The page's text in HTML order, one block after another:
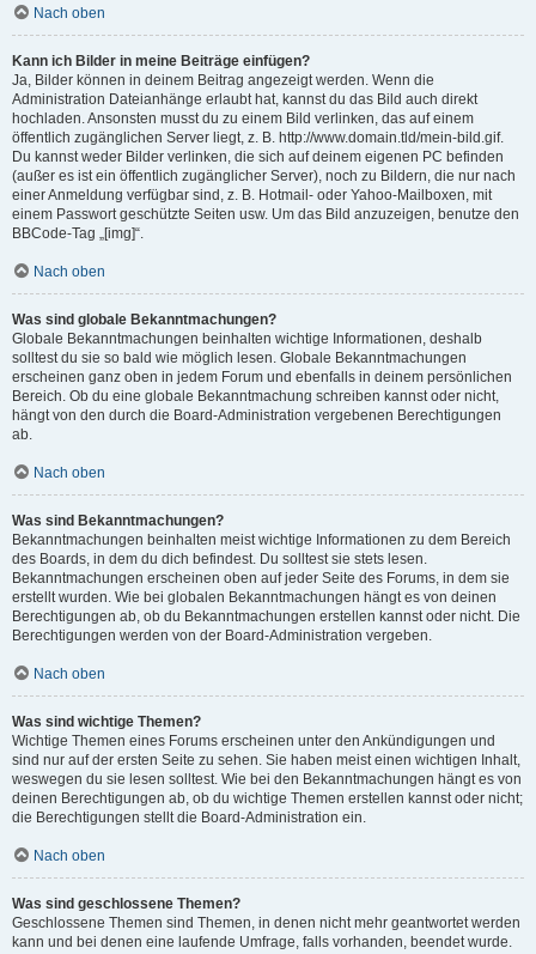
Nach oben
Kann ich Bilder in meine Beiträge einfügen?
Ja, Bilder können in deinem Beitrag angezeigt werden. Wenn die
Administration Dateianhänge erlaubt hat, kannst du das Bild auch direkt
hochladen. Ansonsten musst du zu einem Bild verlinken, das auf einem
öffentlich zugänglichen Server liegt, z. B. http://www.domain.tld/mein-bild.gif.
Du kannst weder Bilder verlinken, die sich auf deinem eigenen PC befinden
(außer es ist ein öffentlich zugänglicher Server), noch zu Bildern, die nur nach
einer Anmeldung verfügbar sind, z. B. Hotmail- oder Yahoo-Mailboxen, mit
einem Passwort geschützte Seiten usw. Um das Bild anzuzeigen, benutze den
BBCode-Tag „[img]“.
Nach oben
Was sind globale Bekanntmachungen?
Globale Bekanntmachungen beinhalten wichtige Informationen, deshalb
solltest du sie so bald wie möglich lesen. Globale Bekanntmachungen
erscheinen ganz oben in jedem Forum und ebenfalls in deinem persönlichen
Bereich. Ob du eine globale Bekanntmachung schreiben kannst oder nicht,
hängt von den durch die Board-Administration vergebenen Berechtigungen
ab.
Nach oben
Was sind Bekanntmachungen?
Bekanntmachungen beinhalten meist wichtige Informationen zu dem Bereich
des Boards, in dem du dich befindest. Du solltest sie stets lesen.
Bekanntmachungen erscheinen oben auf jeder Seite des Forums, in dem sie
erstellt wurden. Wie bei globalen Bekanntmachungen hängt es von deinen
Berechtigungen ab, ob du Bekanntmachungen erstellen kannst oder nicht. Die
Berechtigungen werden von der Board-Administration vergeben.
Nach oben
Was sind wichtige Themen?
Wichtige Themen eines Forums erscheinen unter den Ankündigungen und
sind nur auf der ersten Seite zu sehen. Sie haben meist einen wichtigen Inhalt,
weswegen du sie lesen solltest. Wie bei den Bekanntmachungen hängt es von
deinen Berechtigungen ab, ob du wichtige Themen erstellen kannst oder nicht;
die Berechtigungen stellt die Board-Administration ein.
Nach oben
Was sind geschlossene Themen?
Geschlossene Themen sind Themen, in denen nicht mehr geantwortet werden
kann und bei denen eine laufende Umfrage, falls vorhanden, beendet wurde.